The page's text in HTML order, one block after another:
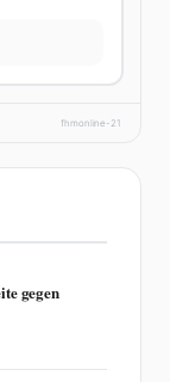
fhmonline-21
gegen